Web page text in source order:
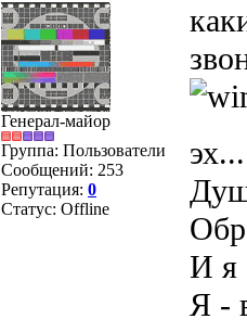
Генерал-майор
Группа: Пользователи
Сообщений: 253
Репутация: 0
Статус: Offline
эх...
И я
Я -